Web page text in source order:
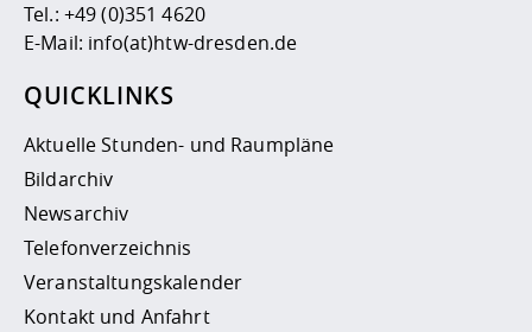
Tel.: +49 (0)351 4620
E-Mail: info(at)htw-dresden.de
QUICKLINKS
Aktuelle Stunden- und Raumpläne
Bildarchiv
Newsarchiv
Telefonverzeichnis
Veranstaltungskalender
Kontakt und Anfahrt